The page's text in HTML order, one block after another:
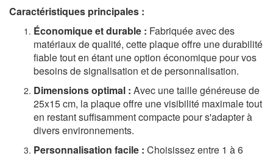
Caractéristiques principales :
Économique et durable : Fabriquée avec des
matériaux de qualité, cette plaque offre une durabilité
fiable tout en étant une option économique pour vos
besoins de signalisation et de personnalisation.
Dimensions optimal : Avec une taille généreuse de
25x15 cm, la plaque offre une visibilité maximale tout
en restant suffisamment compacte pour s'adapter à
divers environnements.
Personnalisation facile : Choisissez entre 1 à 6